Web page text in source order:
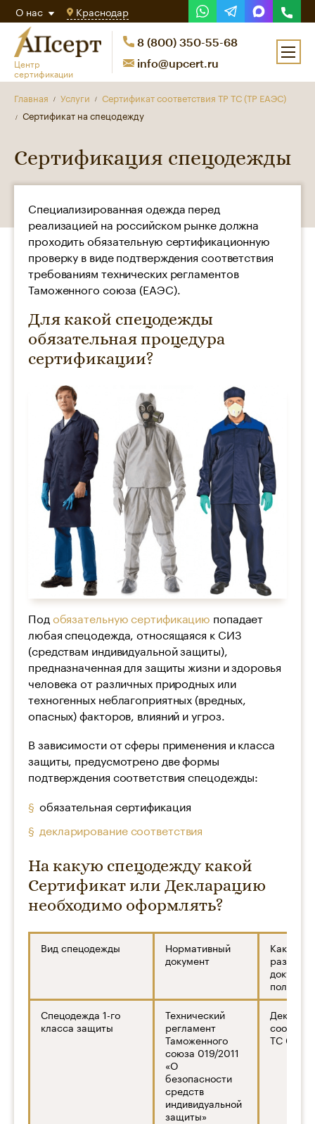
О нас Краснодар
Центр
сертификации
8 (800) 350-55-68
info@upcert.ru
Главная Услуги
Сертификат соответствия ТР ТС (ТР ЕАЭС)
Сертификат на спецодежду
Сертификация спецодежды
Специализированная одежда перед
реализацией на российском рынке должна
проходить обязательную сертификационную
проверку в виде подтверждения соответствия
требованиям технических регламентов
Таможенного союза (ЕАЭС).
Для какой спецодежды
обязательная процедура
сертификации?
Под обязательную сертификацию попадает
любая спецодежда, относящаяся к СИЗ
(средствам индивидуальной защиты),
предназначенная для защиты жизни и здоровья
человека от различных природных или
техногенных неблагоприятных (вредных,
опасных) факторов, влияний и угроз.
В зависимости от сферы применения и класса
защиты, предусмотрено две формы
подтверждения соответствия спецодежды:
обязательная сертификация
декларирование соответствия
На какую спецодежду какой
Сертификат или Декларацию
необходимо оформлять?
Вид спецодежды
Нормативный
документ
Какой
Спецодежда 1-го
класса защиты
Технический
регламент
Таможенного
союза 019/2011
«О
безопасности
средств
индивидуальной
защиты»
ТС 019/